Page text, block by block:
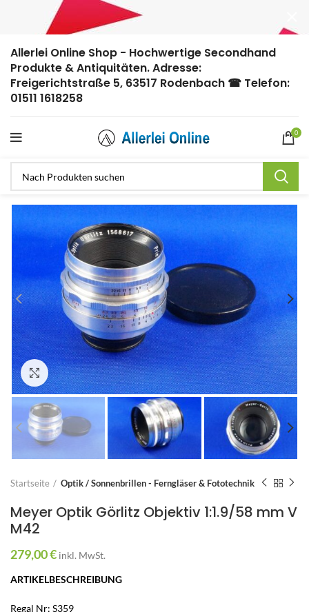
Allerlei Online Shop - Hochwertige Secondhand
Produkte & Antiquitäten. Adresse:
Freigerichtstraße 5, 63517 Rodenbach ☎ Telefon:
01511 1618258
0
Zum Vergrößern anklicken
Startseite Optik / Sonnenbrillen - Ferngläser & Fototechnik
Meyer Optik Görlitz Objektiv 1:1.9/58 mm V
M42
279,00€ inkl. MwSt.
ARTIKELBESCHREIBUNG
Regal Nr: S359